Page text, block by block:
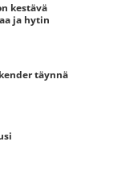
kestävä
ja hytin
täynnä